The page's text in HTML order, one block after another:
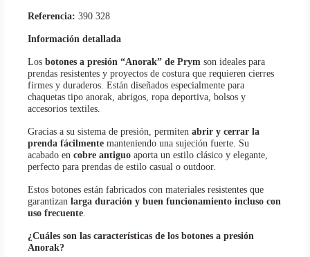
Referencia: 390 328
Información detallada
Los botones a presión “Anorak” de Prym son ideales para
prendas resistentes y proyectos de costura que requieren cierres
firmes y duraderos. Están diseñados especialmente para
chaquetas tipo anorak, abrigos, ropa deportiva, bolsos y
accesorios textiles.
Gracias a su sistema de presión, permiten abrir y cerrar la
prenda fácilmente manteniendo una sujeción fuerte. Su
acabado en cobre antiguo aporta un estilo clásico y elegante,
perfecto para prendas de estilo casual o outdoor.
Estos botones están fabricados con materiales resistentes que
garantizan larga duración y buen funcionamiento incluso con
uso frecuente.
¿Cuáles son las características de los botones a presión
Anorak?